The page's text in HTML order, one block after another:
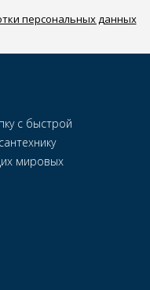
персональных данных
с быстрой
мировых